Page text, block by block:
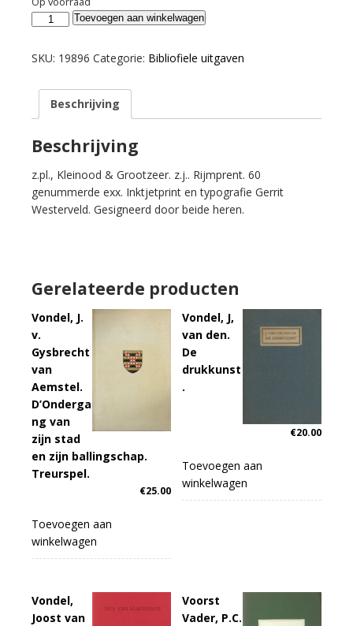
Waarsenburg,
van
Vrolijk
water.
aantal
Toevoegen aan winkelwagen
SKU: 19896 Categorie: Bibliofiele uitgaven
Beschrijving
Beschrijving
z.pl., Kleinood & Grootzeer. z.j.. Rijmprent. 60
genummerde exx. Inktjetprint en typografie Gerrit
Westerveld. Gesigneerd door beide heren.
Gerelateerde producten
Vondel, J.
v.
Gysbrecht
van
Aemstel.
D’Onderga
ng van
zijn stad
en zijn ballingschap.
Treurspel.
€25.00
Toevoegen aan
winkelwagen
Vondel, J,
van den.
De
drukkunst
.
€20.00
Toevoegen aan
winkelwagen
Vondel,
Joost van
Voorst
Vader, P.C.